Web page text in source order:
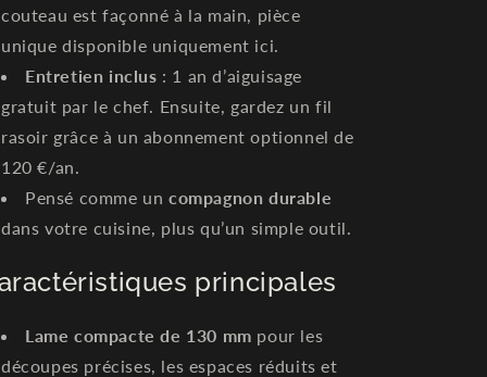
couteau est façonné à la main, pièce
unique disponible uniquement ici.
Entretien inclus : 1 an d’aiguisage
gratuit par le chef. Ensuite, gardez un fil
rasoir grâce à un abonnement optionnel de
120 €/an.
Pensé comme un compagnon durable
dans votre cuisine, plus qu’un simple outil.
principales
Lame compacte de 130 mm pour les
découpes précises, les espaces réduits et